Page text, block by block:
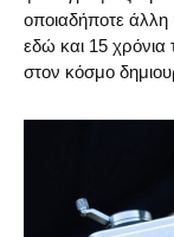
οποιαδήποτε άλλη
εδώ και 15
στον κόσμο